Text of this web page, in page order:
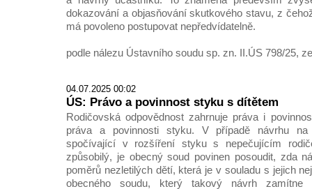
dokazování a objasňování skutkového stavu, z
má povoleno postupovat nepředvídatelně.
podle nálezu Ústavního soudu sp. zn. II.ÚS 798/25,
04.07.2025 00:02
ÚS: Právo a povinnost styku s dítětem
Rodičovská odpovědnost zahrnuje práva i
práva a povinnosti styku. V případě návrhu
spočívající v rozšíření styku s nepečujícím
způsobilý, je obecný soud povinen posoudit, zda
poměrů nezletilých dětí, která je v souladu s jejich
obecného soudu, který takový návrh zamítne